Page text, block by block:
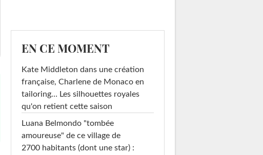
EN CE MOMENT
Kate Middleton dans une création
française, Charlene de Monaco en
tailoring… Les silhouettes royales
qu'on retient cette saison
Luana Belmondo "tombée
amoureuse" de ce village de
2700 habitants (dont une star) :